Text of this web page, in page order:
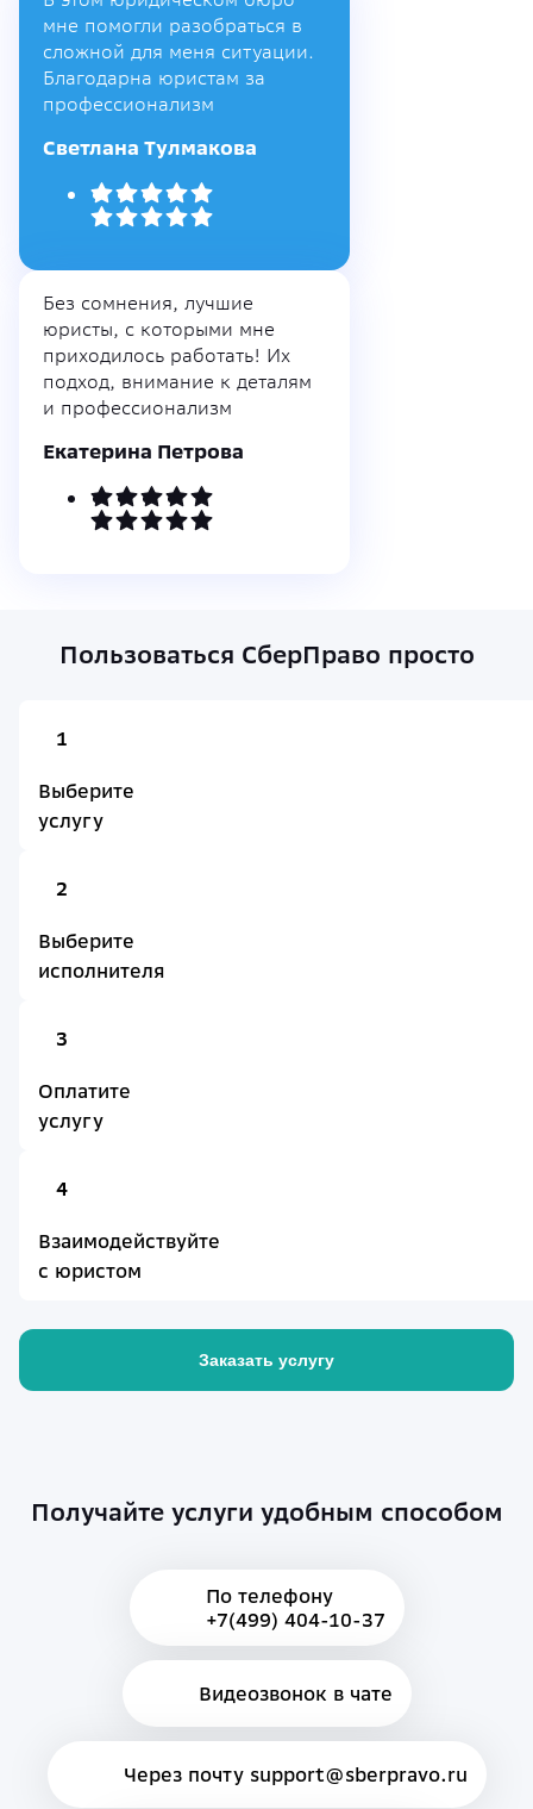
мне помогли разобраться в
сложной для меня ситуации.
Благодарна юристам за
профессионализм
Светлана Тулмакова
Без сомнения, лучшие
юристы, с которыми мне
приходилось работать! Их
подход, внимание к деталям
и профессионализм
Екатерина Петрова
Пользоваться СберПраво просто
1
Выберите
услугу
2
Выберите
исполнителя
3
Оплатите
услугу
4
Взаимодействуйте
с юристом
Заказать услугу
Получайте услуги удобным способом
По телефону
+7(499) 404-10-37
Видеозвонок в чате
Через почту support@sberpravo.ru